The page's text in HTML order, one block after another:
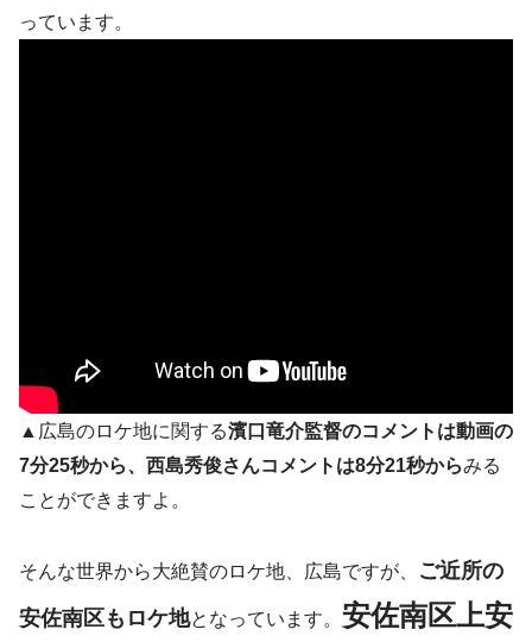
っています。
▲広島のロケ地に関する濱口竜介監督のコメントは動画の
7分25秒から、西島秀俊さんコメントは8分21秒からみる
ことができますよ。
そんな世界から大絶賛のロケ地、広島ですが、
ご近所の
安佐南区もロケ地となっています。 安佐南区上安